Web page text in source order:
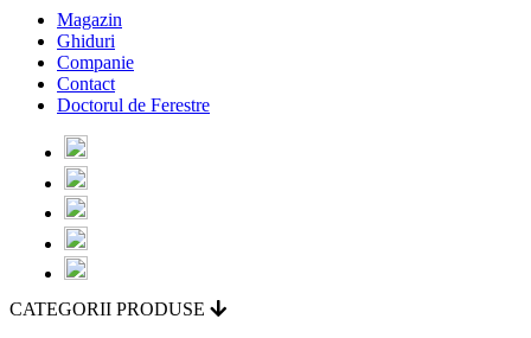
Magazin
Ghiduri
Companie
Contact
Doctorul de Ferestre
CATEGORII PRODUSE